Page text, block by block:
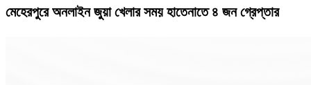
মেহেরপুরে অনলাইন জুয়া খেলার সময় হাতেনাতে ৪ জন গ্রেপ্তার